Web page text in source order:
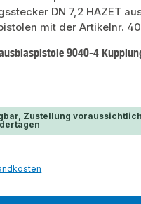
9040-4
Zustellung